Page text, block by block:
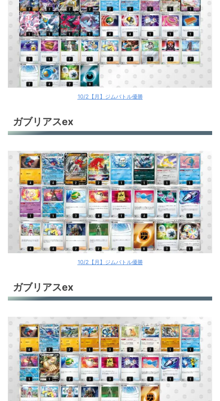
サーフゴーex
サーフゴーex
サーフゴーex
ミュウツーex
ミュウツーex
ユキメノコex
パオジアンex
パオジアンex
パオジアンex
パオジアンex
サーナイトex
サーナイトex
サーナイトex
ミライドンex
パルスワンV
リザードンex
リザードンex
リザードンex
10/2【月】ジムバトル優勝
ガブリアスex
10/2【月】ジムバトル優勝
ガブリアスex